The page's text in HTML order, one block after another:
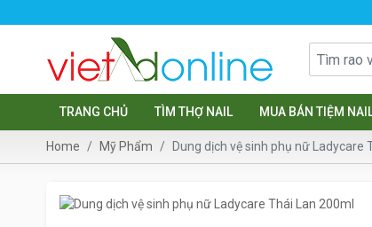
TRANG CHỦ TÌM THỢ NAIL MUA BÁN TIỆM
Home Mỹ Phẩm Dung dịch vệ sinh phụ nữ Ladycare